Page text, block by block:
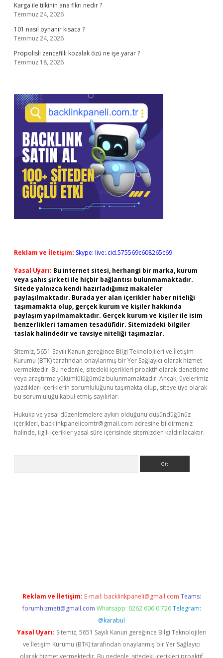
Karga ile tilkinin ana fikri nedir ?
Temmuz 24, 2026
101 nasıl oynanır kısaca ?
Temmuz 24, 2026
Propolisli zencefilli kozalak özü ne işe yarar ?
Temmuz 18, 2026
Reklam ve İletişim: Skype: live:.cid.575569c608265c69
Yasal Uyarı: Bu internet sitesi, herhangi bir marka, kurum
veya şahıs şirketi ile hiçbir bağlantısı bulunmamaktadır.
Sitede yalnızca kendi hazırladığımız makaleler
paylaşılmaktadır. Burada yer alan içerikler haber niteliği
taşımamakta olup, gerçek kurum ve kişiler hakkında
paylaşım yapılmamaktadır. Gerçek kurum ve kişiler ile isim
benzerlikleri tamamen tesadüfidir. Sitemizdeki bilgiler
taslak halindedir ve tavsiye niteliği taşımazlar.
Sitemiz, 5651 Sayılı Kanun gereğince Bilgi Teknolojileri ve İletişim
Kurumu (BTK) tarafından onaylanmış bir Yer Sağlayıcı olarak hizmet
vermektedir. Bu nedenle, sitedeki içerikleri proaktif olarak denetleme
veya araştırma yükümlülüğümüz bulunmamaktadır. Ancak, üyelerimiz
yazdıkları içeriklerin sorumluluğunu taşımakta olup, siteye üye olarak
bu sorumluluğu kabul etmiş sayılırlar.
Hukuka ve yasal düzenlemelere aykırı olduğunu düşündüğünüz
içerikleri, backlinkpanelicomtr@gmail.com adresine bildirmeniz
halinde, ilgili içerikler yasal süre içerisinde sitemizden kaldırılacaktır.
Reklam ve İletişim: E-mail: backlinkpaneli@gmail.com Teams:
forumhizmeti@gmail.com Whatsapp: 0262 606 0 726 Telegram:
@karabul
Yasal Uyarı: Sitemiz, 5651 Sayılı Kanun gereğince Bilgi Teknolojileri
ve İletişim Kurumu (BTK) tarafından onaylanmış bir Yer Sağlayıcı
olarak hizmet vermektedir. Bu nedenle, sitedeki içerikleri proaktif